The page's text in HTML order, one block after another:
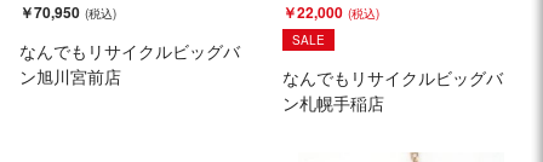
￥70,950
なんでもリサイクルビッグバ
ン旭川宮前店
￥22,000
SALE
なんでもリサイクルビッグバ
ン札幌手稲店